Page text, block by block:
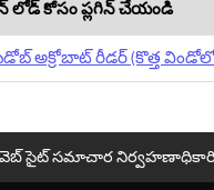
లోడ్ కోసం ప్లగిన్ చేయండి
అక్రోబాట్ రీడర్ (కొత్త
వెబ్ సైట్ సమాచార నిర్వహణాధికారి